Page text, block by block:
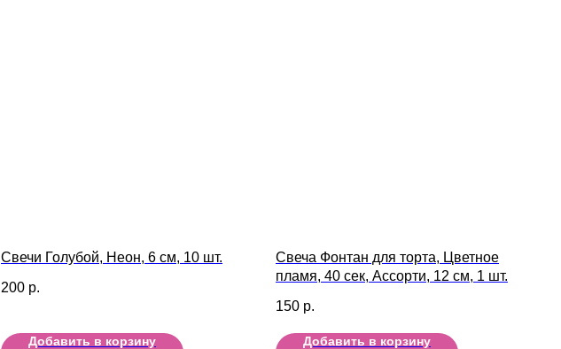
Свечи Голубой, Неон, 6 см, 10 шт.
200 р.
Добавить в корзину
Свеча Фонтан для торта, Цветное
пламя, 40 сек, Ассорти, 12 см, 1 шт.
150 р.
Добавить в корзину